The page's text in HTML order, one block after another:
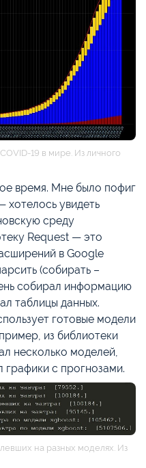
19 в мире. Из личного
время. Мне было пофиг
хотелось увидеть
среду
Request — это
в Google
(собирать –
собирал информацию
таблицы данных.
готовые модели
из библиотеки
несколько моделей,
графики с прогнозами.
на разных моделях. Из